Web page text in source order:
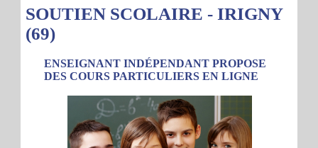
SOUTIEN SCOLAIRE - IRIGNY
(69)
ENSEIGNANT INDÉPENDANT PROPOSE
DES COURS PARTICULIERS EN LIGNE